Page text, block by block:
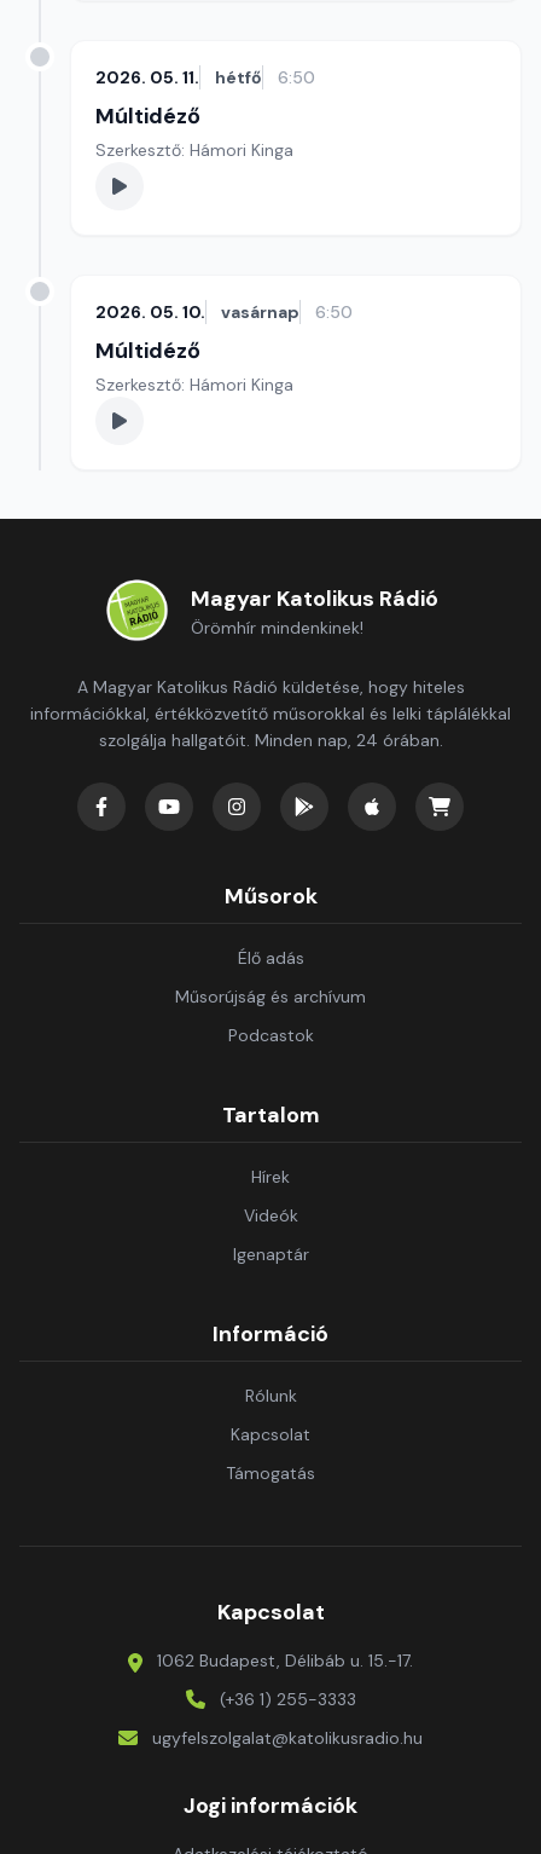
2026. 05. 11. hétfő 6:50
Múltidéző
Szerkesztő: Hámori Kinga
2026. 05. 10. vasárnap 6:50
Múltidéző
Szerkesztő: Hámori Kinga
Magyar Katolikus Rádió
Örömhír mindenkinek!
A Magyar Katolikus Rádió küldetése, hogy hiteles
információkkal, értékközvetítő műsorokkal és lelki táplálékkal
szolgálja hallgatóit. Minden nap, 24 órában.
Műsorok
Élő adás
Műsorújság és archívum
Podcastok
Tartalom
Hírek
Videók
Igenaptár
Információ
Rólunk
Kapcsolat
Támogatás
Kapcsolat
1062 Budapest, Délibáb u. 15.-17.
(+36 1) 255-3333
ugyfelszolgalat@katolikusradio.hu
Jogi információk